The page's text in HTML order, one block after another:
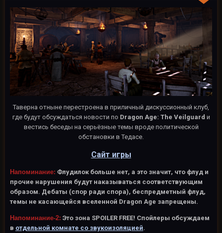
Таверна отныне перестроена в приличный дискуссионный клуб,
где будут обсуждаться новости по Dragon Age: The Veilguard и
вестись беседы на серьёзные темы вроде политической
обстановки в Тедасе.
Сайт игры
Напоминание: Флудилок больше нет, а это значит, что флуд и
прочие нарушения будут наказываться соответствующим
образом. Дебаты (спор ради спора), беспредметный флуд,
темы не касающейся вселенной Dragon Age запрещены.
Напоминание-2: Это зона SPOILER FREE! Спойлеры обсуждаем
в отдельной комнате со звукоизоляцией.